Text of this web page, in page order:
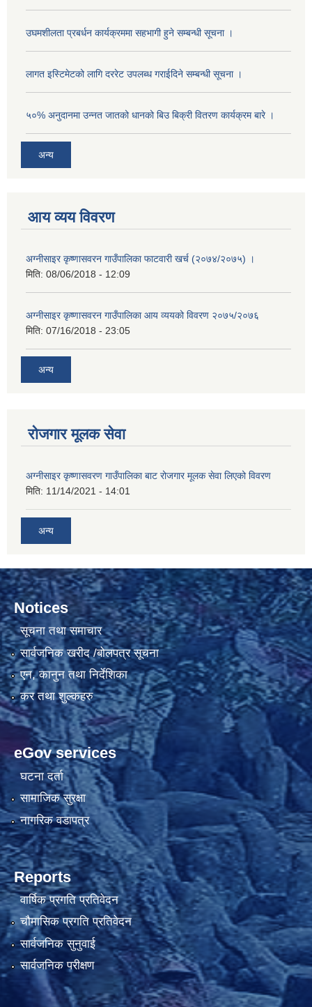
उघमशीलता प्रबर्धन कार्यक्रममा सहभागी हुने सम्बन्धी सूचना ।
लागत इस्टिमेटको लागि दररेट उपलब्ध गराईदिने सम्बन्धी सूचना ।
५०% अनुदानमा उन्नत जातको धानको बिउ बिक्री वितरण कार्यक्रम बारे ।
अन्य
आय व्यय विवरण
अग्नीसाइर कृष्णासवरन गाउँपालिका फाटवारी खर्च (२०७४/२०७५) ।
मिति: 08/06/2018 - 12:09
अग्नीसाइर कृष्णासवरन गाउँपालिका आय व्ययको विवरण २०७५/२०७६
मिति: 07/16/2018 - 23:05
अन्य
रोजगार मूलक सेवा
अग्नीसाइर कृष्णासवरण गाउँपालिका बाट रोजगार मूलक सेवा लिएको विवरण
मिति: 11/14/2021 - 14:01
अन्य
Notices
सूचना तथा समाचार
सार्वजनिक खरीद /बोलपत्र सूचना
एन, कानुन तथा निर्देशिका
कर तथा शुल्कहरु
eGov services
घटना दर्ता
सामाजिक सुरक्षा
नागरिक वडापत्र
Reports
वार्षिक प्रगति प्रतिवेदन
चौमासिक प्रगति प्रतिवेदन
सार्वजनिक सुनुवाई
सार्वजनिक परीक्षण